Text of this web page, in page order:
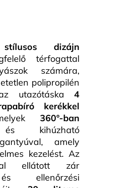
dizájn
térfogattal
számára,
polipropilén
utazótáska 4
kerékkel
360°-ban
kihúzható
amely
kezelést. Az
ellátott zár
ellenőrzési